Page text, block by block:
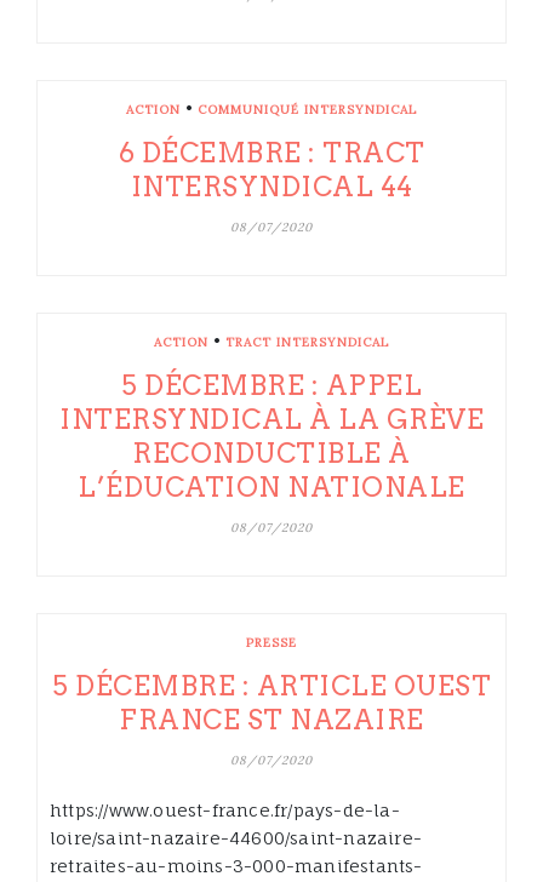
ACTION • COMMUNIQUÉ INTERSYNDICAL
6 DÉCEMBRE : TRACT
INTERSYNDICAL 44
08/07/2020
ACTION • TRACT INTERSYNDICAL
5 DÉCEMBRE : APPEL
INTERSYNDICAL À LA GRÈVE
RECONDUCTIBLE À
L’ÉDUCATION NATIONALE
08/07/2020
PRESSE
5 DÉCEMBRE : ARTICLE OUEST
FRANCE ST NAZAIRE
08/07/2020
https://www.ouest-france.fr/pays-de-la-
loire/saint-nazaire-44600/saint-nazaire-
retraites-au-moins-3-000-manifestants-